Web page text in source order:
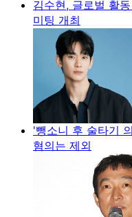
김수현, 글로벌 활
미팅 개최
'뺑소니 후 술타기
혐의는 제외